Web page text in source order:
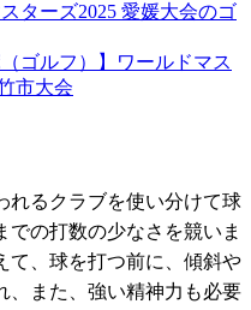
ターズ2025 愛媛大会のゴ
ゴルフ）】ワールドマス
市大会
れるクラブを使い分けて球
での打数の少なさを競いま
て、球を打つ前に、傾斜や
、また、強い精神力も必要